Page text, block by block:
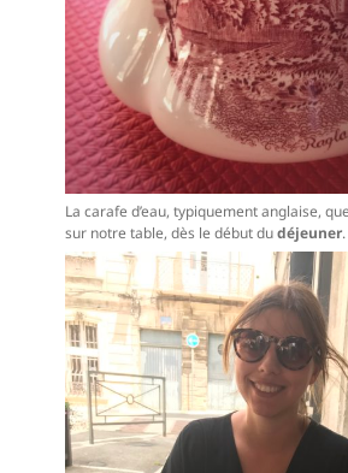
La carafe d’eau, typiquement anglaise,
sur notre table, dès le début dudéjeuner.